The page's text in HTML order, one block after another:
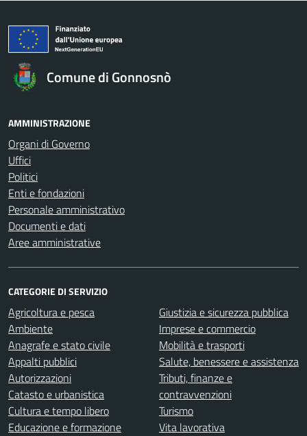
Comune di Gonnosnò
AMMINISTRAZIONE
Organi di Governo
Uffici
Politici
Enti e fondazioni
Personale amministrativo
Documenti e dati
Aree amministrative
CATEGORIE DI SERVIZIO
Agricoltura e pesca
Ambiente
Anagrafe e stato civile
Appalti pubblici
Autorizzazioni
Catasto e urbanistica
Cultura e tempo libero
Educazione e formazione
Giustizia e sicurezza pubblica
Imprese e commercio
Mobilità e trasporti
Salute, benessere e assistenza
Tributi, finanze e
contravvenzioni
Turismo
Vita lavorativa